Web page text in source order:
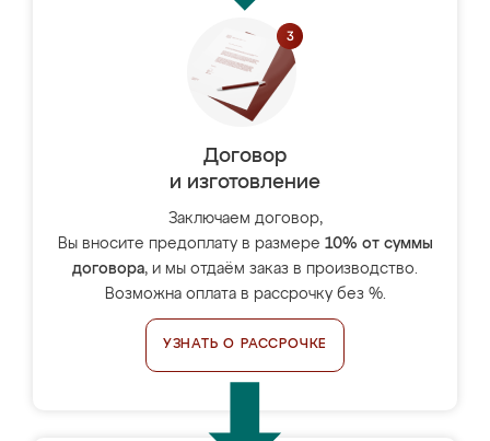
Договор
и изготовление
Заключаем договор,
Вы вносите предоплату в размере 10% от суммы
договора, и мы отдаём заказ в производство.
Возможна оплата в рассрочку без %.
УЗНАТЬ О РАССРОЧКЕ